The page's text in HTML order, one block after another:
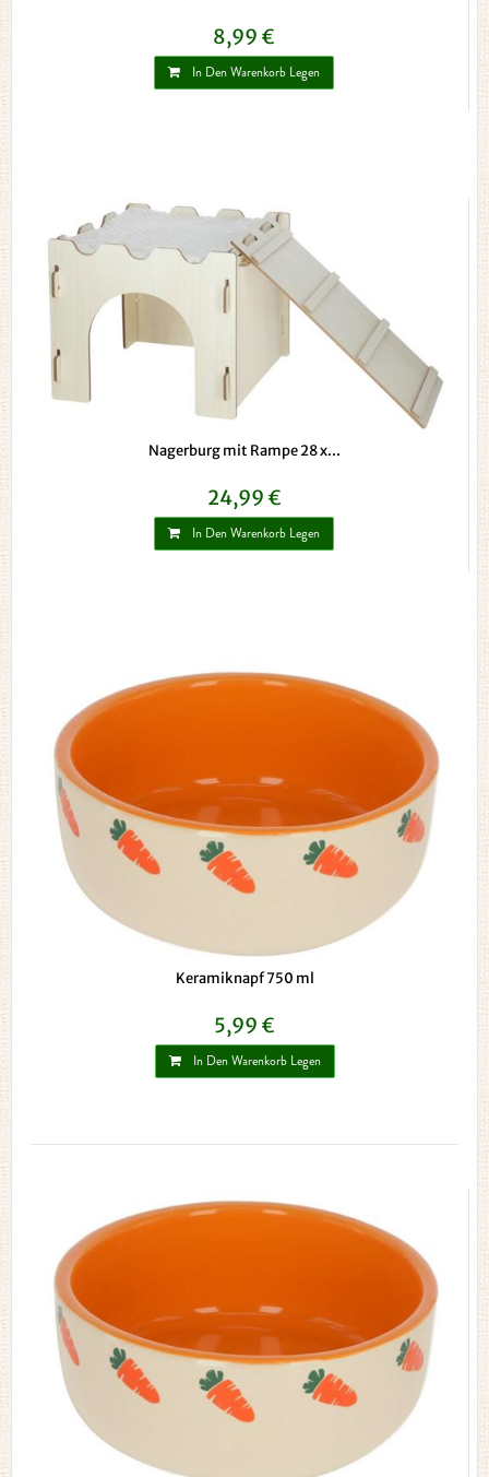
8,99 €
In Den Warenkorb Legen
Nagerburg mit Rampe 28 x...
24,99 €
In Den Warenkorb Legen
Keramiknapf 750 ml
5,99 €
In Den Warenkorb Legen